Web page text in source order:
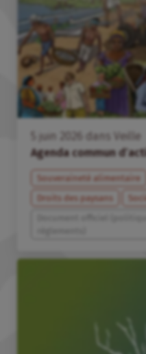
juin dans
Veille
Agenda commun
Souveraineté alimentaire
Droits des paysans